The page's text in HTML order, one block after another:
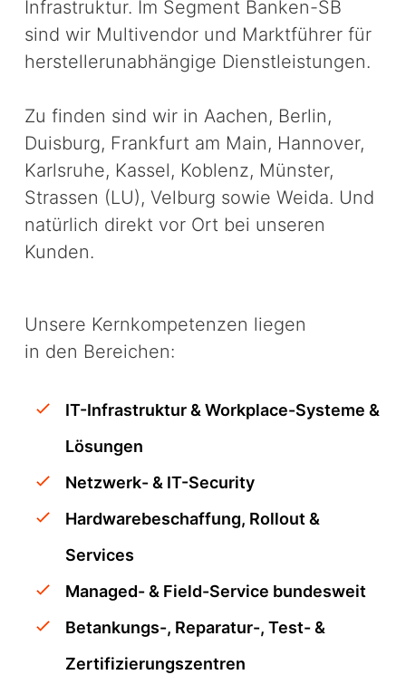
Infrastruktur. Im Segment Banken-SB
sind wir Multivendor und Marktführer für
herstellerunabhängige Dienstleistungen.
Zu finden sind wir in Aachen, Berlin,
Duisburg, Frankfurt am Main, Hannover,
Karlsruhe, Kassel, Koblenz, Münster,
Strassen (LU), Velburg sowie Weida. Und
natürlich direkt vor Ort bei unseren
Kunden.
Unsere Kernkompetenzen liegen
in den Bereichen:
IT-Infrastruktur & Workplace-Systeme &
Lösungen
Netzwerk- & IT-Security
Hardwarebeschaffung, Rollout &
Services
Managed- & Field-Service bundesweit
Betankungs-, Reparatur-, Test- &
Zertifizierungszentren